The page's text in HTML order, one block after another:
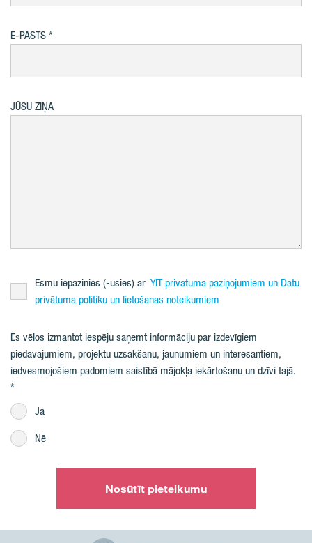
E-PASTS
JŪSU ZIŅA
Esmu iepazinies (-usies) ar YIT privātuma paziņojumiem un Datu
privātuma politiku un lietošanas noteikumiem
Es vēlos izmantot iespēju saņemt informāciju par izdevīgiem
piedāvājumiem, projektu uzsākšanu, jaunumiem un interesantiem,
iedvesmojošiem padomiem saistībā mājokļa iekārtošanu un dzīvi tajā.
Jā
Nē
Nosūtīt pieteikumu